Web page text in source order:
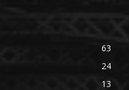
63
24
13